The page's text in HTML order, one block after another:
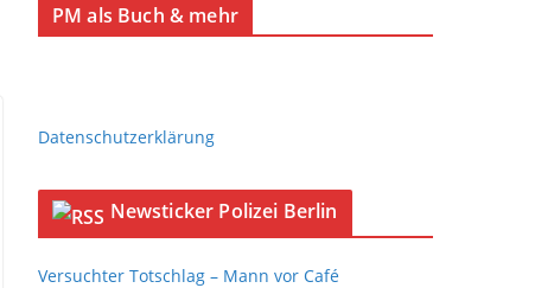
PM als Buch & mehr
Datenschutzerklärung
Newsticker Polizei Berlin
Versuchter Totschlag – Mann vor Café